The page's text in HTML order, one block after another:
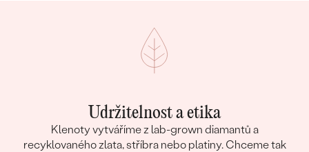
Udržitelnost a etika
Klenoty vytváříme z lab-grown diamantů a
recyklovaného zlata, stříbra nebo platiny. Chceme tak